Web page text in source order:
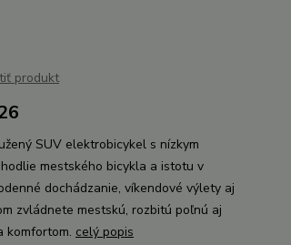
produkt
SUV elektrobicykel s nízkym
mestského bicykla a istotu v
dochádzanie, víkendové výlety aj
zvládnete mestskú, rozbitú poľnú aj
komfortom. celý popis